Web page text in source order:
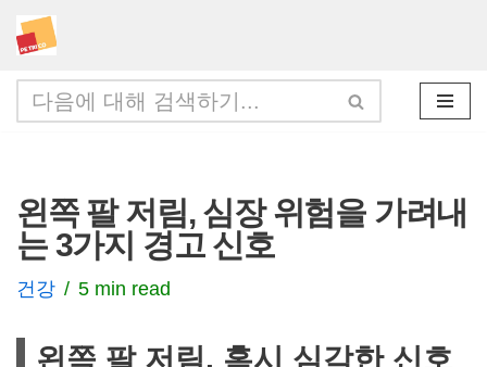
콘
텐
츠
너
뛰
기
왼쪽 팔 저림, 심장 위험을 가려내
는 3가지 경고 신호
건강 5 min read
왼쪽 팔 저림, 혹시 심각한 신호